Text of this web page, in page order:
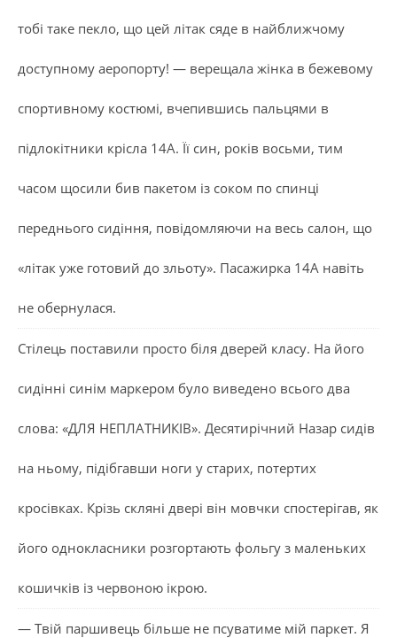
тобі таке пекло, що цей літак сяде в найближчому
доступному аеропорту! — верещала жінка в бежевому
спортивному костюмі, вчепившись пальцями в
підлокітники крісла 14А. Її син, років восьми, тим
часом щосили бив пакетом із соком по спинці
переднього сидіння, повідомляючи на весь салон, що
«літак уже готовий до зльоту». Пасажирка 14А навіть
не обернулася.
Стілець поставили просто біля дверей класу. На його
сидінні синім маркером було виведено всього два
слова: «ДЛЯ НЕПЛАТНИКІВ». Десятирічний Назар сидів
на ньому, підібгавши ноги у старих, потертих
кросівках. Крізь скляні двері він мовчки спостерігав, як
його однокласники розгортають фольгу з маленьких
кошичків із червоною ікрою.
— Твій паршивець більше не псуватиме мій паркет. Я